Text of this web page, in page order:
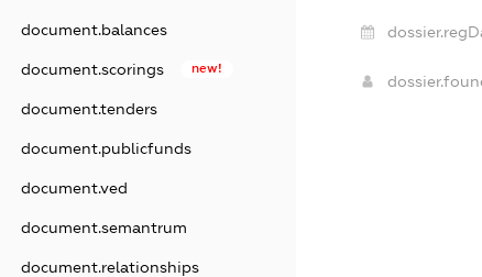
document.balances
document.scorings new!
document.tenders
document.publicfunds
document.ved
document.semantrum
document.relationships